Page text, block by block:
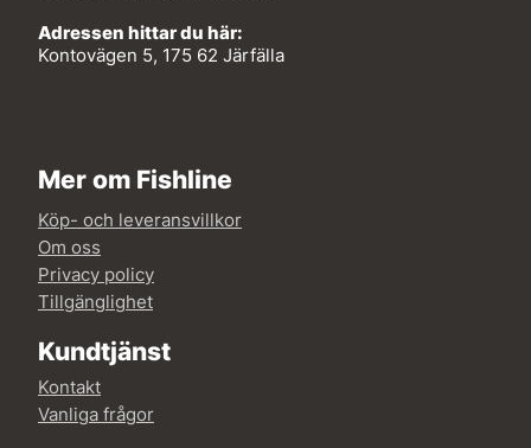
Adressen hittar du här:
Kontovägen 5, 175 62 Järfälla
Mer om Fishline
Köp- och leveransvillkor
Om oss
Privacy policy
Tillgänglighet
Kundtjänst
Kontakt
Vanliga frågor